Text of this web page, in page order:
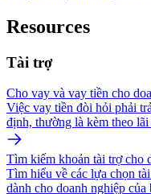
Resources
Tài trợ
Cho vay và vay tiền cho
Việc vay tiền đòi hỏi phải
định, thường là kèm theo lãi
Tìm kiếm khoản tài trợ cho
Tìm hiểu về các lựa chọn
dành cho doanh nghiệp của